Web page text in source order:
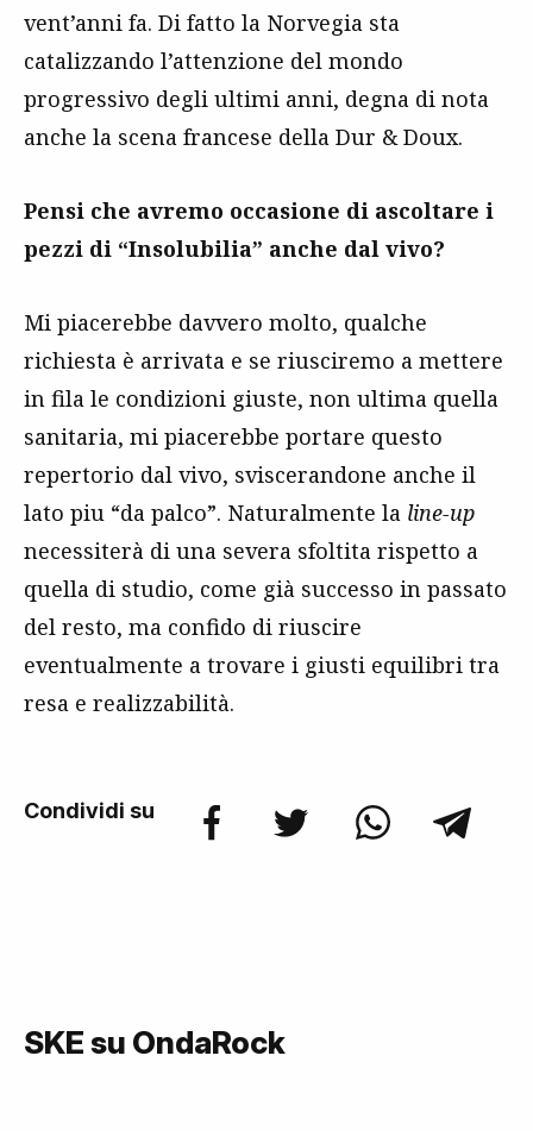
vent’anni fa. Di fatto la Norvegia sta
catalizzando l’attenzione del mondo
progressivo degli ultimi anni, degna di nota
anche la scena francese della Dur & Doux.
Pensi che avremo occasione di ascoltare i
pezzi di “Insolubilia” anche dal vivo?
Mi piacerebbe davvero molto, qualche
richiesta è arrivata e se riusciremo a mettere
in fila le condizioni giuste, non ultima quella
sanitaria, mi piacerebbe portare questo
repertorio dal vivo, sviscerandone anche il
lato piu “da palco”. Naturalmente la line-up
necessiterà di una severa sfoltita rispetto a
quella di studio, come già successo in passato
del resto, ma confido di riuscire
eventualmente a trovare i giusti equilibri tra
resa e realizzabilità.
Condividi su
SKE su OndaRock